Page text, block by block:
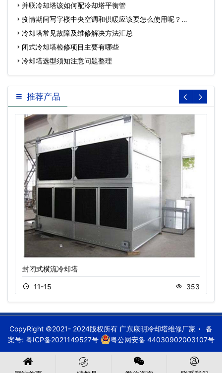
并联冷却塔该如何配冷却塔平衡管
疫情期间写字楼中央空调和供暖应该要怎么使用呢？…
冷却塔常见故障及维修解决方法汇总
闭式冷却塔检修项目主要有哪些
冷却塔选型须知注意问题整理
推荐产品
封闭式横流冷却塔
11-15 353
CopyRight ©2021- 2024版权所有 广东康明冷却塔维修厂家
备
案号: 粤ICP备2021149527号 粤公网安备 44030902003107号